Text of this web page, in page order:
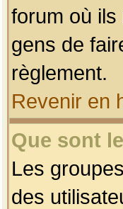
forum où
gens de
règlement.
Revenir en
Que sont
Les
des